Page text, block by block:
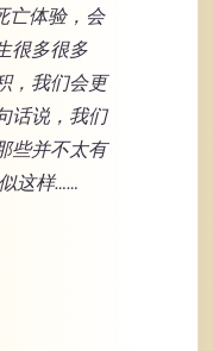
亡体验，会
很多很多
，我们会更
话说，我们
些并不太有
这样……